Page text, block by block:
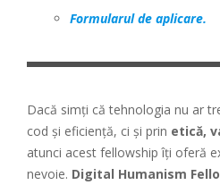
Formularul de aplicare.
Dacă simți că tehnologia nu ar
cod și eficiență, ci și prin etică,
atunci acest fellowship îți oferă
nevoie. Digital Humanism